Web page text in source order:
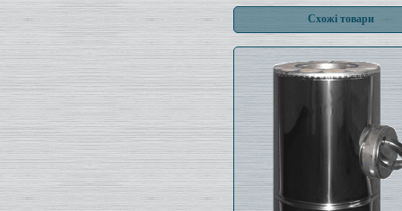
Схожі товари